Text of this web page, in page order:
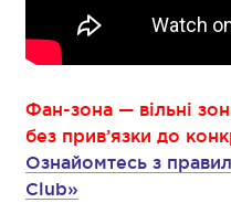
Фан-зона — вільні
без прив’язки до
Ознайомтесь з
Club»